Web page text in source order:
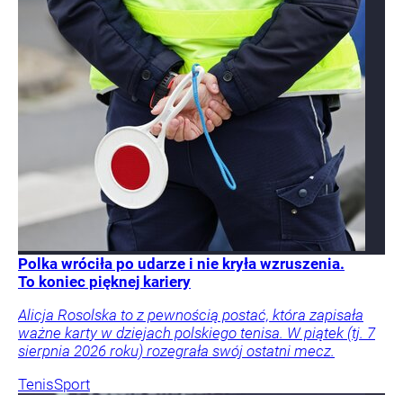
Polka wróciła po udarze i nie kryła wzruszenia.
To koniec pięknej kariery
Alicja Rosolska to z pewnością postać, która zapisała
ważne karty w dziejach polskiego tenisa. W piątek (tj. 7
sierpnia 2026 roku) rozegrała swój ostatni mecz.
TenisSport